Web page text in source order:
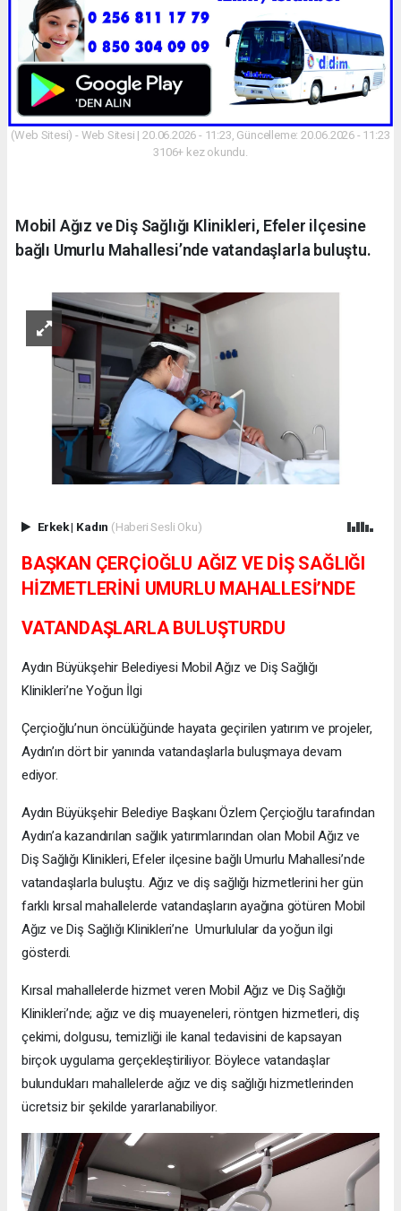
(Web Sitesi) - Web Sitesi | 20.06.2026 - 11:23, Güncelleme: 20.06.2026 - 11:23
3106+ kez okundu.
Mobil Ağız ve Diş Sağlığı Klinikleri, Efeler ilçesine
bağlı Umurlu Mahallesi’nde vatandaşlarla buluştu.
Erkek| Kadın (Haberi Sesli Oku)
BAŞKAN ÇERÇİOĞLU AĞIZ VE DİŞ SAĞLIĞI
HİZMETLERİNİ UMURLU MAHALLESİ’NDE
VATANDAŞLARLA BULUŞTURDU
Aydın Büyükşehir Belediyesi Mobil Ağız ve Diş Sağlığı
Klinikleri’ne Yoğun İlgi
Çerçioğlu’nun öncülüğünde hayata geçirilen yatırım ve projeler,
Aydın’ın dört bir yanında vatandaşlarla buluşmaya devam
ediyor.
Aydın Büyükşehir Belediye Başkanı Özlem Çerçioğlu tarafından
Aydın’a kazandırılan sağlık yatırımlarından olan Mobil Ağız ve
Diş Sağlığı Klinikleri, Efeler ilçesine bağlı Umurlu Mahallesi’nde
vatandaşlarla buluştu. Ağız ve diş sağlığı hizmetlerini her gün
farklı kırsal mahallelerde vatandaşların ayağına götüren Mobil
Ağız ve Diş Sağlığı Klinikleri’ne Umurlulular da yoğun ilgi
gösterdi.
Kırsal mahallelerde hizmet veren Mobil Ağız ve Diş Sağlığı
Klinikleri’nde; ağız ve diş muayeneleri, röntgen hizmetleri, diş
çekimi, dolgusu, temizliği ile kanal tedavisini de kapsayan
birçok uygulama gerçekleştiriliyor. Böylece vatandaşlar
bulundukları mahallelerde ağız ve diş sağlığı hizmetlerinden
ücretsiz bir şekilde yararlanabiliyor.